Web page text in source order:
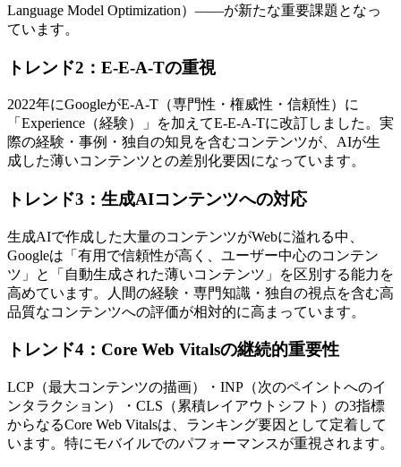
Language Model Optimization）——が新たな重要課題となっ
ています。
トレンド2：E-E-A-Tの重視
2022年にGoogleがE-A-T（専門性・権威性・信頼性）に
「Experience（経験）」を加えてE-E-A-Tに改訂しました。実
際の経験・事例・独自の知見を含むコンテンツが、AIが生
成した薄いコンテンツとの差別化要因になっています。
トレンド3：生成AIコンテンツへの対応
生成AIで作成した大量のコンテンツがWebに溢れる中、
Googleは「有用で信頼性が高く、ユーザー中心のコンテン
ツ」と「自動生成された薄いコンテンツ」を区別する能力を
高めています。人間の経験・専門知識・独自の視点を含む高
品質なコンテンツへの評価が相対的に高まっています。
トレンド4：Core Web Vitalsの継続的重要性
LCP（最大コンテンツの描画）・INP（次のペイントへのイ
ンタラクション）・CLS（累積レイアウトシフト）の3指標
からなるCore Web Vitalsは、ランキング要因として定着して
います。特にモバイルでのパフォーマンスが重視されます。